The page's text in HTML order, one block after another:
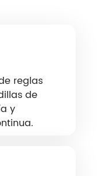
reglas
de
y